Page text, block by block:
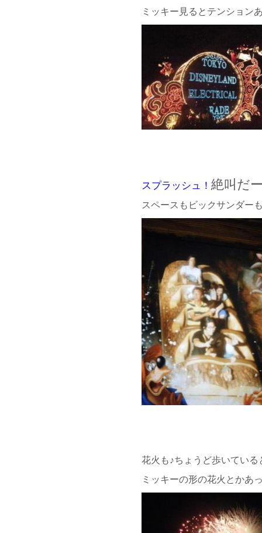
ミッキー見るとテンション
スプラッシュ！ 絶叫だ
スペースもビックサンダー
花火も♪ちょうど歩いてい
ミッキーの形の花火とかあ